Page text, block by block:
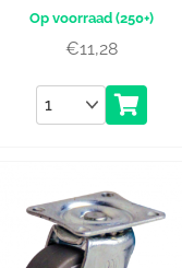
(250+)
€11,28
Aantal